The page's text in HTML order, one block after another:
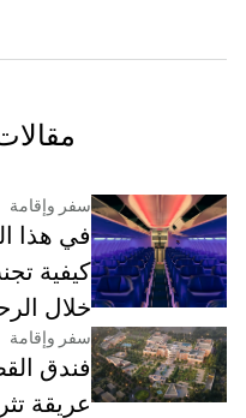
سفر وإقامة
في هذا
كيفية
خلال
سفر وإقامة
فندق
عريقة